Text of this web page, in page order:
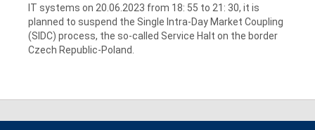
IT systems on 20.06.2023 from 18: 55 to 21: 30, it is
planned to suspend the Single Intra-Day Market Coupling
(SIDC) process, the so-called Service Halt on the border
Czech Republic-Poland.